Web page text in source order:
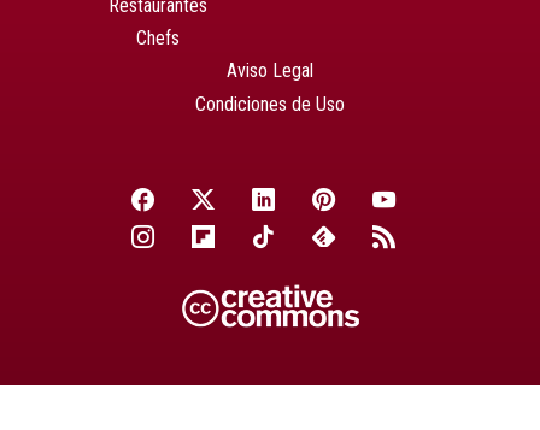
Restaurantes
Chefs
Aviso Legal
Condiciones de Uso